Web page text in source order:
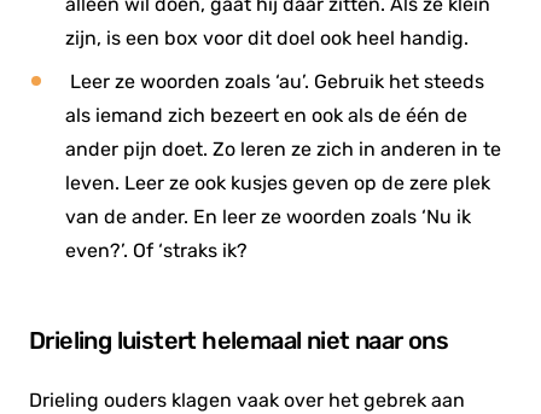
zijn, is een box voor dit doel ook heel handig.
Leer ze woorden zoals ‘au’. Gebruik het steeds
als iemand zich bezeert en ook als de één de
ander pijn doet. Zo leren ze zich in anderen in te
leven. Leer ze ook kusjes geven op de zere plek
van de ander. En leer ze woorden zoals ‘Nu ik
even?’. Of ‘straks ik?
Drieling luistert helemaal niet naar ons
Drieling ouders klagen vaak over het gebrek aan